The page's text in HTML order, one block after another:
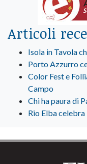
Articoli
Isola in Tavola
Porto Azzurro
Color Fest e
Campo
Chi ha paura di
Rio Elba